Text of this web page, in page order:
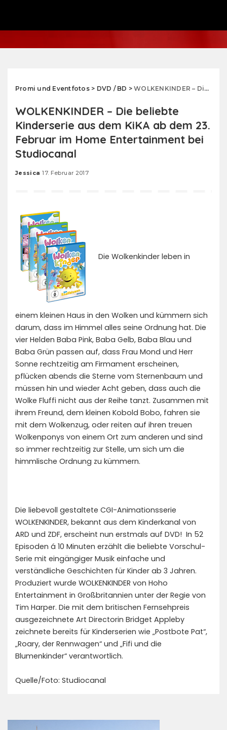
Promi und Eventfotos> DVD / BD >WOLKENKINDER – Die beliebte Kinderserie aus dem KiKA ab dem 23. Februar im Home Entertainment bei Studiocanal
WOLKENKINDER – Die beliebte
Kinderserie aus dem KiKA ab dem 23.
Februar im Home Entertainment bei
Studiocanal
Posted
Jessica 17. Februar 2017
Die Wolkenkinder leben in
einem kleinen Haus in den Wolken und kümmern sich
darum, dass im Himmel alles seine Ordnung hat. Die
vier Helden Baba Pink, Baba Gelb, Baba Blau und
Baba Grün passen auf, dass Frau Mond und Herr
Sonne rechtzeitig am Firmament erscheinen,
pflücken abends die Sterne vom Sternenbaum und
müssen hin und wieder Acht geben, dass auch die
Wolke Fluffi nicht aus der Reihe tanzt. Zusammen mit
ihrem Freund, dem kleinen Kobold Bobo, fahren sie
mit dem Wolkenzug, oder reiten auf ihren treuen
Wolkenponys von einem Ort zum anderen und sind
so immer rechtzeitig zur Stelle, um sich um die
himmlische Ordnung zu kümmern.
Die liebevoll gestaltete CGI-Animationsserie
WOLKENKINDER, bekannt aus dem Kinderkanal von
ARD und ZDF, erscheint nun erstmals auf DVD! In 52
Episoden á 10 Minuten erzählt die beliebte Vorschul-
Serie mit eingängiger Musik einfache und
verständliche Geschichten für Kinder ab 3 Jahren.
Produziert wurde WOLKENKINDER von Hoho
Entertainment in Großbritannien unter der Regie von
Tim Harper. Die mit dem britischen Fernsehpreis
ausgezeichnete Art Directorin Bridget Appleby
zeichnete bereits für Kinderserien wie „Postbote Pat“,
„Roary, der Rennwagen“ und „Fifi und die
Blumenkinder“ verantwortlich.
Quelle/Foto: Studiocanal